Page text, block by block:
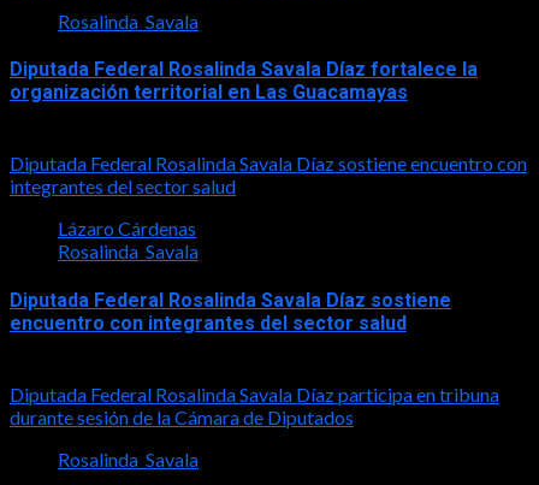
Rosalinda_Savala
Diputada Federal Rosalinda Savala Díaz fortalece la
organización territorial en Las Guacamayas
Diputada Federal Rosalinda Savala Díaz sostiene encuentro con
integrantes del sector salud
Lázaro Cárdenas
Rosalinda_Savala
Diputada Federal Rosalinda Savala Díaz sostiene
encuentro con integrantes del sector salud
Diputada Federal Rosalinda Savala Díaz participa en tribuna
durante sesión de la Cámara de Diputados
Rosalinda_Savala